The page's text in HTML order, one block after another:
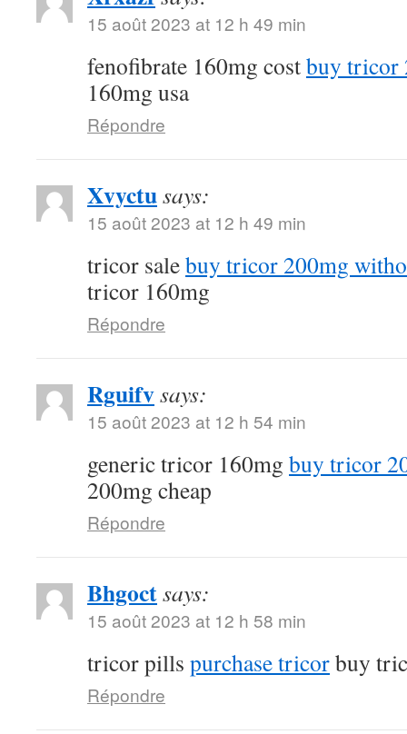
15 août 2023 at 12 h 49 min
fenofibrate 160mg costbuy tricor
160mg usa
Répondre
Xvyctusays:
15 août 2023 at 12 h 49 min
tricor salebuy tricor 200mg
tricor 160mg
Répondre
Rguifvsays:
15 août 2023 at 12 h 54 min
generic tricor 160mg buy tricor
200mg cheap
Répondre
Bhgoctsays:
15 août 2023 at 12 h 58 min
tricor pills purchase tricorbuy
Répondre